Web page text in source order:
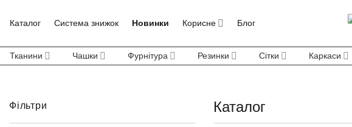
Каталог Система знижок Новинки Корисне Блог
Тканини Чашки Фурнітура Резинки Сітки Каркаси
Фільтри Каталог